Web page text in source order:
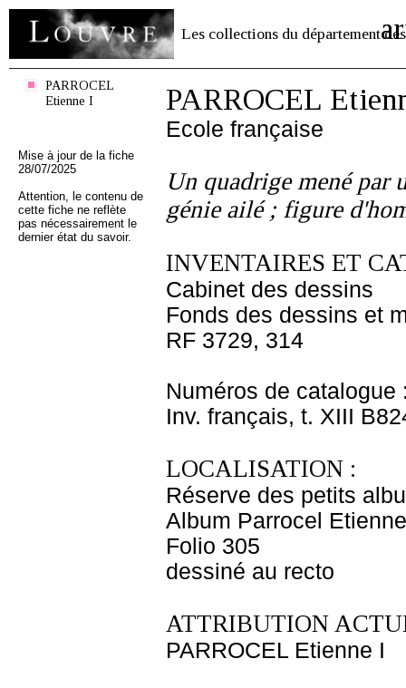
Les collections du département des
PARROCEL
Etienne I
Mise à jour de la fiche
28/07/2025
Attention, le contenu de
cette fiche ne reflète
pas nécessairement le
dernier état du savoir.
PARROCEL
Ecole française
Un quadrige mené par
génie ailé ; figure
INVENTAIRES ET
Cabinet des dessins
Fonds des dessins et
RF 3729, 314
Numéros de catalogue
Inv. français, t. XIII
LOCALISATION :
Réserve des petits
Album Parrocel Etienne
Folio 305
dessiné au recto
ATTRIBUTION
PARROCEL Etienne I